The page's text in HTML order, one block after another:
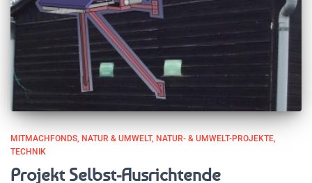
MITMACHFONDS NATUR & UMWELT NATUR- & UMWELT-PROJEKTE
TECHNIK
Projekt Selbst-Ausrichtende